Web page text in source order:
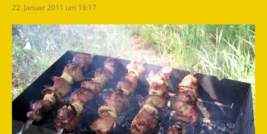
22. Januar 2011 um 16:17